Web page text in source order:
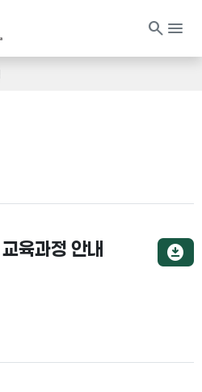
search menu
육과정 안내 download_for_offline